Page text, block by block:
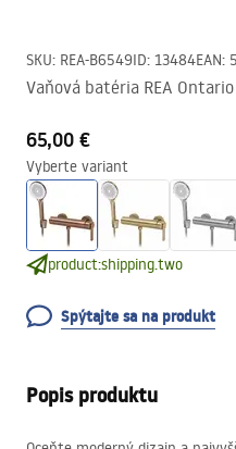
SKU: REA-B6549ID: 13484EAN:
Vaňová batéria REA
65,00 €
Vyberte variant
product:shipping.two
Spýtajte sa na produkt
Popis produktu